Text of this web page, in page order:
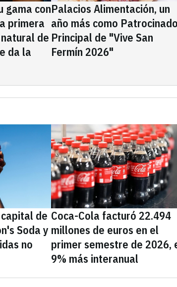
gama con
primera
de
da la
Palacios Alimentación, un
año más como
Principal de "Vive San
Fermín 2026"
de
Soda y
no
Coca-Cola facturó 22.494
millones de euros en el
primer semestre de 2026,
9% más interanual